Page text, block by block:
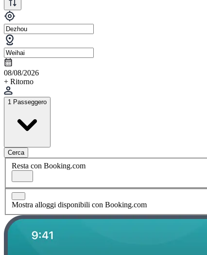
08/08/2026
+ Ritorno
1 Passeggero
Cerca
Resta con Booking.com
Mostra alloggi disponibili con Booking.com